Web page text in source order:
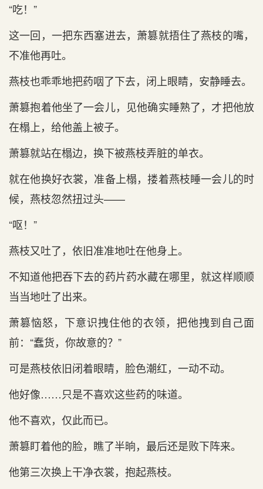
“吃！”
这一回，一把东西塞进去，萧篡就捂住了燕枝的嘴，
不准他再吐。
燕枝也乖乖地把药咽了下去，闭上眼睛，安静睡去。
萧篡抱着他坐了一会儿，见他确实睡熟了，才把他放
在榻上，给他盖上被子。
萧篡就站在榻边，换下被燕枝弄脏的单衣。
就在他换好衣裳，准备上榻，搂着燕枝睡一会儿的时
候，燕枝忽然扭过头——
“呕！”
燕枝又吐了，依旧准准地吐在他身上。
不知道他把吞下去的药片药水藏在哪里，就这样顺顺
当当地吐了出来。
萧篡恼怒，下意识拽住他的衣领，把他拽到自己面
前：“蠢货，你故意的？”
可是燕枝依旧闭着眼睛，脸色潮红，一动不动。
他好像……只是不喜欢这些药的味道。
他不喜欢，仅此而已。
萧篡盯着他的脸，瞧了半晌，最后还是败下阵来。
他第三次换上干净衣裳，抱起燕枝。